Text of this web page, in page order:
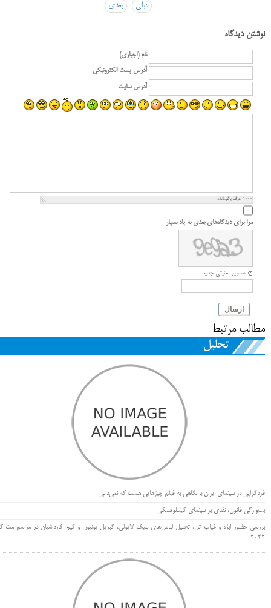
قبلی بعدی
نوشتن دیدگاه
نام (اجباری)
آدرس پست الکترونیکی
آدرس سایت
1000 حرف باقیمانده
مرا برای دیدگاه‌های بعدی به یاد بسپار
تصویر امنیتی جدید
ارسال
مطالب مرتبط
تحلیل
فردگرایی در سینمای ایران با نگاهی به فیلم چیزهایی هست که نمی‌دانی
بت‌وارگی قانون، نقدی بر سینمای کیشلوفسکی
بررسی حضور ابژه و غیاب تن، تحلیل لباس‌های بلیک لایولی، گبریل یونیون و کیم کارداشیان در مراسم مت
۲۰۲۲